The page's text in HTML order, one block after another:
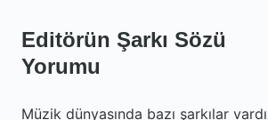
Editörün Şarkı Sözü
Yorumu
Müzik dünyasında bazı şarkılar